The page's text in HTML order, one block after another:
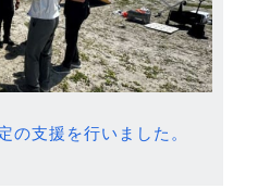
の支援を行いました。